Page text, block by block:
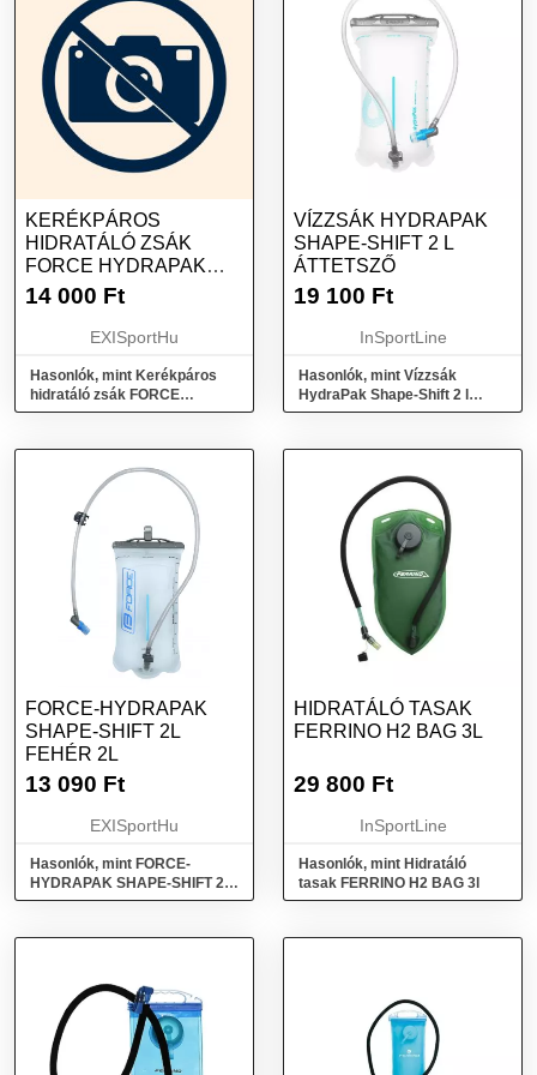
KERÉKPÁROS
HIDRATÁLÓ ZSÁK
FORCE HYDRAPAK
SHAPE-SHIFT 2L
14 000 Ft
EXISportHu
Hasonlók, mint Kerékpáros
hidratáló zsák FORCE
HYDRAPAK SHAPE-SHIFT 2L
VÍZZSÁK HYDRAPAK
SHAPE-SHIFT 2 L
ÁTTETSZŐ
19 100 Ft
InSportLine
Hasonlók, mint Vízzsák
HydraPak Shape-Shift 2 l
áttetsző
FORCE-HYDRAPAK
SHAPE-SHIFT 2L
FEHÉR 2L
13 090 Ft
EXISportHu
Hasonlók, mint FORCE-
HYDRAPAK SHAPE-SHIFT 2L
Fehér 2L
HIDRATÁLÓ TASAK
FERRINO H2 BAG 3L
29 800 Ft
InSportLine
Hasonlók, mint Hidratáló
tasak FERRINO H2 BAG 3l